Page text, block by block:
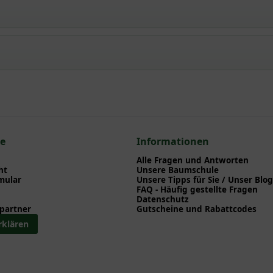
'Blue Mound'
Informationen
Alle Fragen und Antworten
Unsere Baumschule
Unsere Tipps für Sie / Unser Blog
FAQ - Häufig gestellte Fragen
Datenschutz
Gutscheine und Rabattcodes